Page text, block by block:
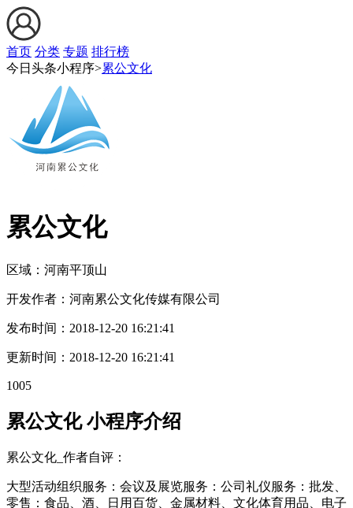
首页 分类 专题 排行榜
今日头条小程序>累公文化
累公文化
区域： 河南平顶山
开发作者： 河南累公文化传媒有限公司
发布时间： 2018-12-20 16:21:41
更新时间： 2018-12-20 16:21:41
1005
累公文化 小程序介绍
累公文化_作者自评：
大型活动组织服务：会议及展览服务：公司礼仪服务：批发、
零售：食品、酒、日用百货、金属材料、文化体育用品、电子